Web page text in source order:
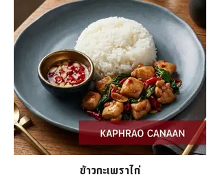
ข้าวกะเพราไก่